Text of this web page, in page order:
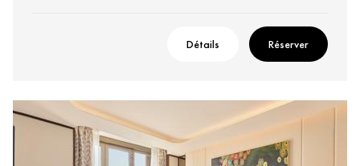
Détails Réserver